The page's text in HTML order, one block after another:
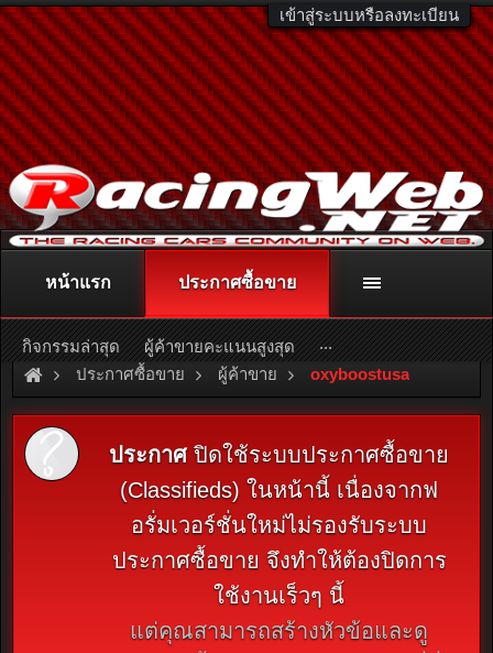
เข้าสู่ระบบหรือลงทะเบียน
ติดต่อลงโฆษณา racingweb@gmail.com
หรือโทร. 081-811-1138
หรืออ่านรายละเอียดเพิ่มเติม คลิกที่นี่
ประกาศซื้อขาย ผู้ค้าขาย oxyboostusa
ประกาศปิดใช้ระบบประกาศซื้อขาย
(Classifieds) ในหน้านี้ เนื่องจากฟ
อรั่มเวอร์ชั่นใหม่ไม่รองรับระบบ
ประกาศซื้อขาย จึงทำให้ต้องปิดการ
ใช้งานเร็วๆ นี้
แต่คุณสามารถสร้างหัวข้อและดู
หน้าแรก ประกาศซื้อขาย
กิจกรรมล่าสุด ผู้ค้าขายคะแนนสูงสุด ...